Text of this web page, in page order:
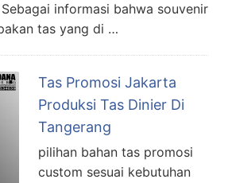
informasi bahwa souvenir
tas yang di …
Tas Promosi Jakarta
Produksi Tas Dinier Di
Tangerang
pilihan bahan tas promosi
custom sesuai kebutuhan